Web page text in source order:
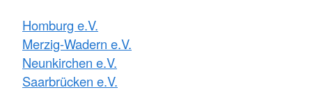
Homburg e.V.
Merzig-Wadern e.V.
Neunkirchen e.V.
Saarbrücken e.V.